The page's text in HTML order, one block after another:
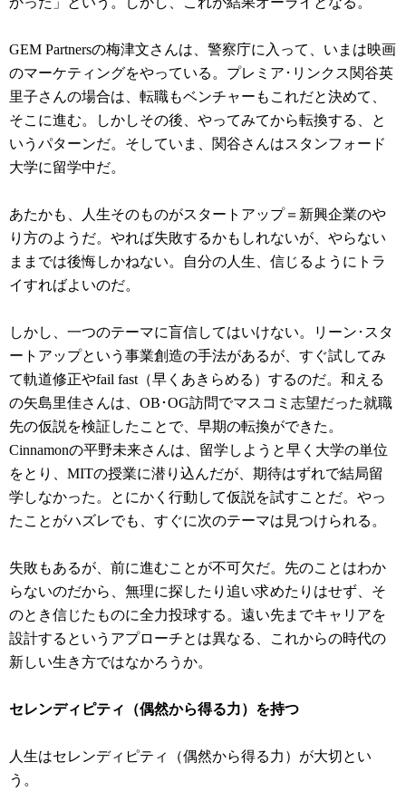
GEM Partnersの梅津文さんは、警察庁に入って、いまは映画
のマーケティングをやっている。プレミア･リンクス関谷英
里子さんの場合は、転職もベンチャーもこれだと決めて、
そこに進む。しかしその後、やってみてから転換する、と
いうパターンだ。そしていま、関谷さんはスタンフォード
大学に留学中だ。
あたかも、人生そのものがスタートアップ＝新興企業のや
り方のようだ。やれば失敗するかもしれないが、やらない
ままでは後悔しかねない。自分の人生、信じるようにトラ
イすればよいのだ。
しかし、一つのテーマに盲信してはいけない。リーン･スタ
ートアップという事業創造の手法があるが、すぐ試してみ
て軌道修正やfail fast（早くあきらめる）するのだ。和える
の矢島里佳さんは、OB･OG訪問でマスコミ志望だった就職
先の仮説を検証したことで、早期の転換ができた。
Cinnamonの平野未来さんは、留学しようと早く大学の単位
をとり、MITの授業に潜り込んだが、期待はずれで結局留
学しなかった。とにかく行動して仮説を試すことだ。やっ
たことがハズレでも、すぐに次のテーマは見つけられる。
失敗もあるが、前に進むことが不可欠だ。先のことはわか
らないのだから、無理に探したり追い求めたりはせず、そ
のとき信じたものに全力投球する。遠い先までキャリアを
設計するというアプローチとは異なる、これからの時代の
新しい生き方ではなかろうか。
セレンディピティ（偶然から得る力）を持つ
人生はセレンディピティ（偶然から得る力）が大切とい
う。